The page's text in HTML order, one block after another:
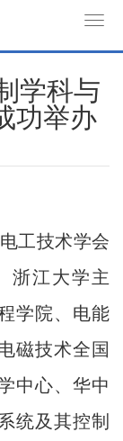
g
a
i
o
n
学科与
功举办
工技术学会
浙江大学主
学院、电能
磁技术全国
中心、华中
统及其控制